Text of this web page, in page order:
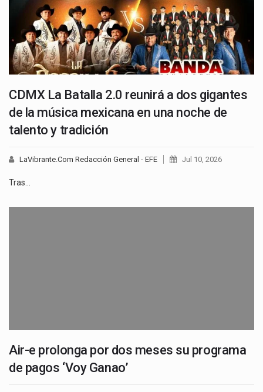
CDMX La Batalla 2.0 reunirá a dos gigantes
de la música mexicana en una noche de
talento y tradición
LaVibrante.Com Redacción General - EFE Jul 10, 2026
Tras…
Air-e prolonga por dos meses su programa
de pagos ‘Voy Ganao’